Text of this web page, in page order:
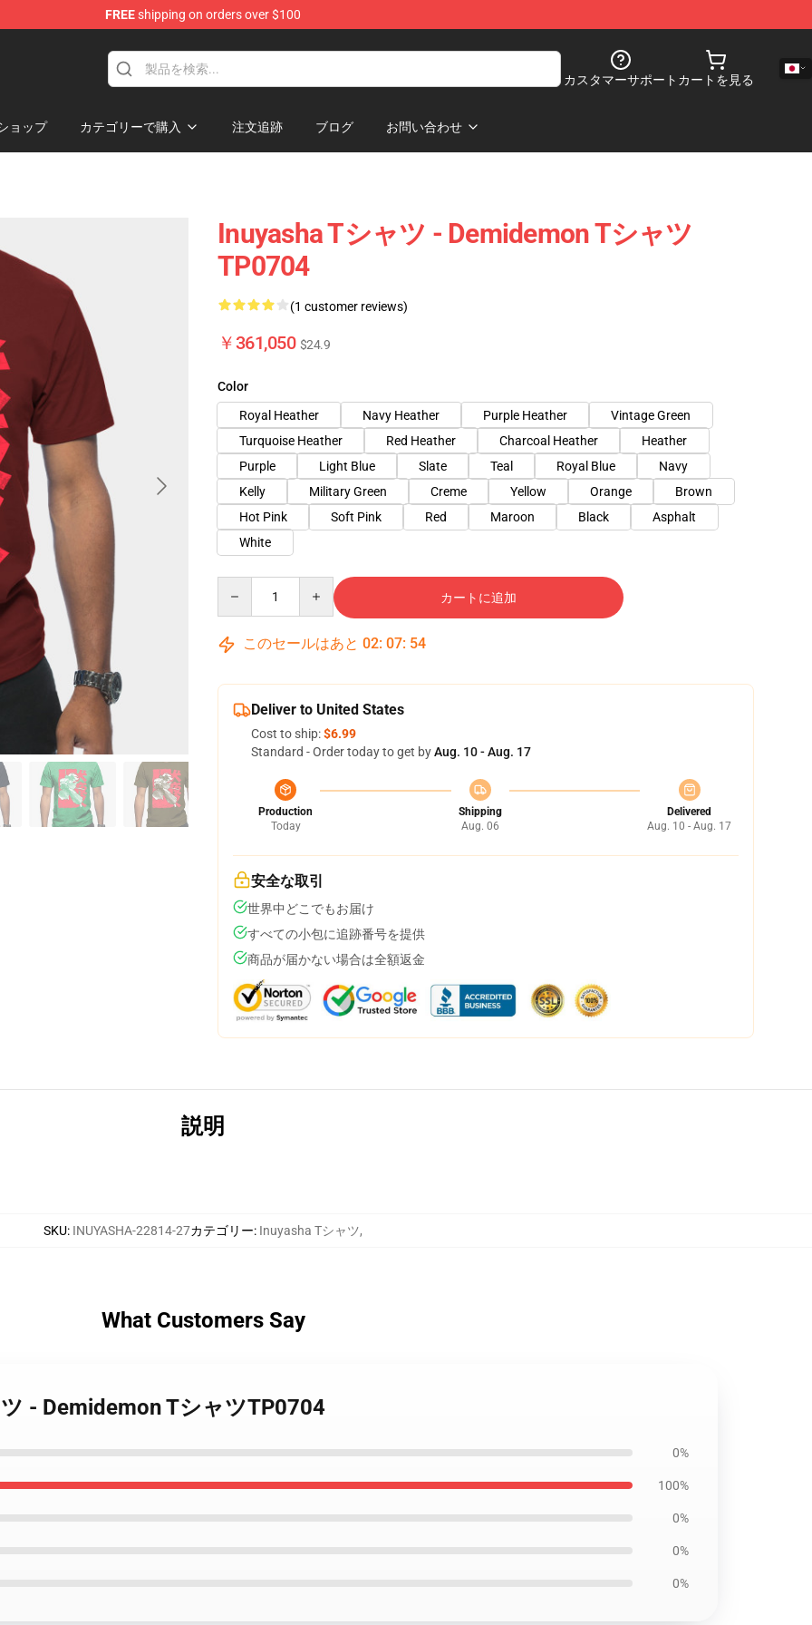
FREEshipping on orders over $100
カスタマーサポート カートを見る
ョップ カテゴリーで購入 注文追跡 ブログ お問い合わせ
Inuyasha Tシャツ - Demidemon Tシャツ
TP0704
(1 customer reviews)
￥361,050 $24.9
Color
Royal Heather
Navy Heather Purple Heather
Vintage Green
Turquoise Heather
Red Heather Charcoal Heather
Heather
Purple
Light Blue Slate Teal Royal Blue
Navy
Kelly
Military Green Creme Yellow Orange
Brown
Hot Pink
Soft Pink Red Maroon Black
Asphalt
White
カートに追加
このセールはあと 02: 07: 54
Deliver to United States
Cost to ship:$6.99
Standard - Order today to get byAug. 10 - Aug. 17
Production
Today
Shipping
Aug. 06
Delivered
Aug. 10 - Aug. 17
安全な取引
世界中どこでもお届け
すべての小包に追跡番号を提供
商品が届かない場合は全額返金
説明
SKU: INUYASHA-22814-27カテゴリー: Inuyasha Tシャツ,
What Customers Say
- Demidemon TシャツTP0704
0%
100%
0%
0%
0%